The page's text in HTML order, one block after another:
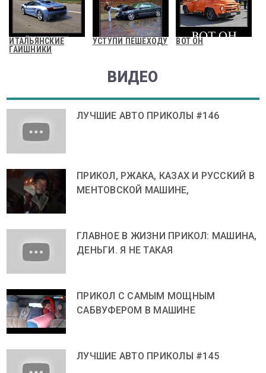
ИТАЛЬЯНСКИЕ
ГАИШНИКИ
УСТУПИ ПЕШЕХОДУ ВОТ ОН
ВИДЕО
ЛУЧШИЕ АВТО ПРИКОЛЫ #146
ПРИКОЛ, РЖАКА, КАЗАХ И РУССКИЙ В
МЕНТОВСКОЙ МАШИНЕ,
ГЛАВНОЕ В ЖИЗНИ ПРИКОЛ: МАШИНА,
ДЕНЬГИ. Я НЕ ТАКАЯ
ПРИКОЛ С САМЫМ МОЩНЫМ
САБВУФЕРОМ В МАШИНЕ
ЛУЧШИЕ АВТО ПРИКОЛЫ #145